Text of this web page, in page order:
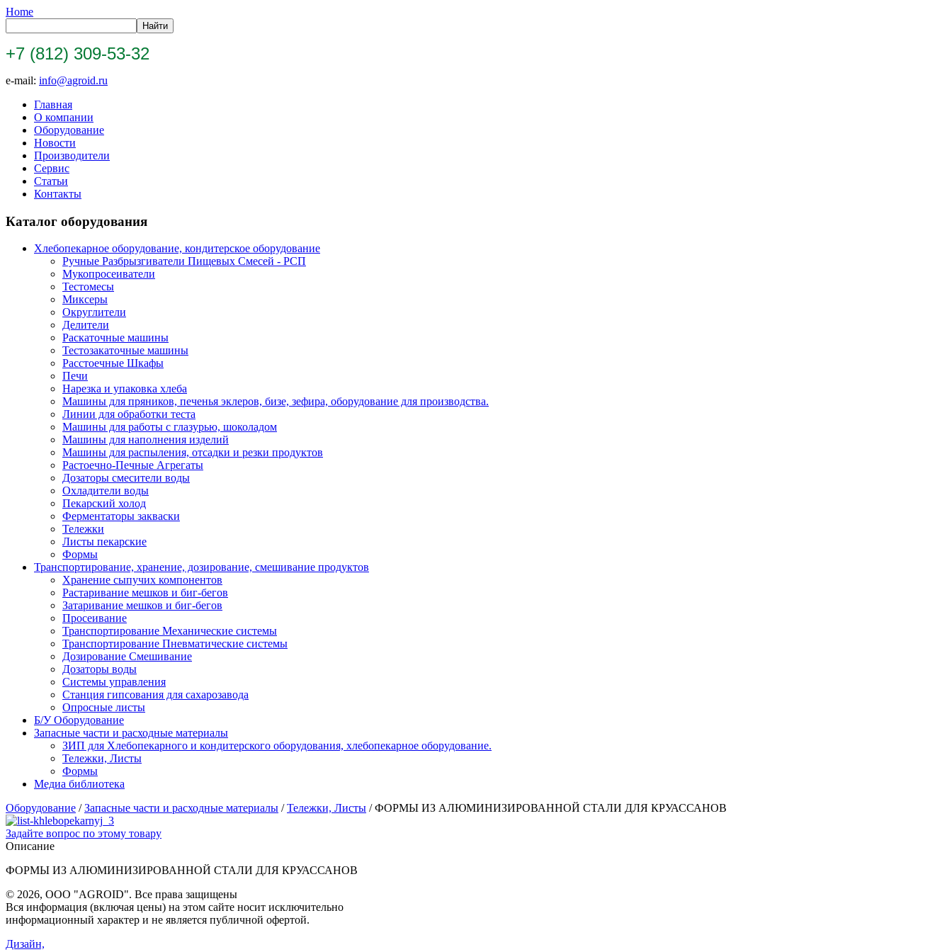
Home
+7 (812) 309-53-32
e-mail: info@agroid.ru
Главная
О компании
Оборудование
Новости
Производители
Сервис
Статьи
Контакты
Каталог оборудования
Хлебопекарное оборудование, кондитерское оборудование
Ручные Разбрызгиватели Пищевых Смесей - РСП
Мукопросеиватели
Тестомесы
Миксеры
Округлители
Делители
Раскаточные машины
Тестозакаточные машины
Расстоечные Шкафы
Печи
Нарезка и упаковка хлеба
Машины для пряников, печенья эклеров, бизе, зефира, оборудование для производства.
Линии для обработки теста
Машины для работы с глазурью, шоколадом
Машины для наполнения изделий
Машины для распыления, отсадки и резки продуктов
Растоечно-Печные Агрегаты
Дозаторы смесители воды
Охладители воды
Пекарский холод
Ферментаторы закваски
Тележки
Листы пекарские
Формы
Транспортирование, хранение, дозирование, смешивание продуктов
Хранение сыпучих компонентов
Растаривание мешков и биг-бегов
Затаривание мешков и биг-бегов
Просеивание
Транспортирование Механические системы
Транспортирование Пневматические системы
Дозирование Смешивание
Дозаторы воды
Системы управления
Станция гипсования для сахарозавода
Опросные листы
Б/У Оборудование
Запасные части и расходные материалы
ЗИП для Хлебопекарного и кондитерского оборудования, хлебопекарное оборудование.
Тележки, Листы
Формы
Медиа библиотека
Оборудование /Запасные части и расходные материалы /Тележки, Листы /ФОРМЫ ИЗ АЛЮМИНИЗИРОВАННОЙ СТАЛИ ДЛЯ КРУАССАНОВ
Задайте вопрос по этому товару
Описание
ФОРМЫ ИЗ АЛЮМИНИЗИРОВАННОЙ СТАЛИ ДЛЯ КРУАССАНОВ
© 2026, ООО "AGROID". Все права защищены
Вся информация (включая цены) на этом сайте носит исключительно
информационный характер и не является публичной офертой.
Дизайн,